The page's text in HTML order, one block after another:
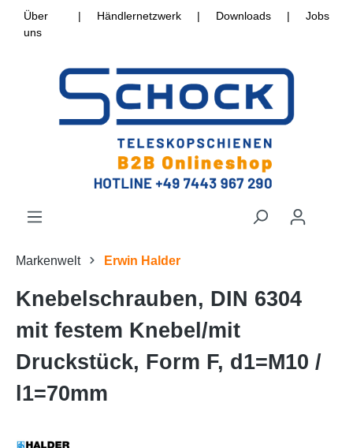
Über
uns
| Händlernetzwerk | Downloads | Jobs
Markenwelt Erwin Halder
Knebelschrauben, DIN 6304
mit festem Knebel/mit
Druckstück, Form F, d1=M10 /
l1=70mm